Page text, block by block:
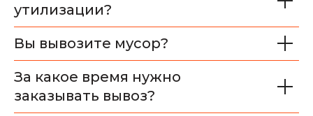
утилизации?
Вы вывозите мусор?
За какое время нужно
заказывать вывоз?